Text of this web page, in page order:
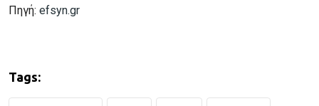
Πηγή: efsyn.gr
Tags: